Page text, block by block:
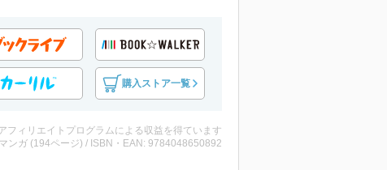
購入ストア一覧
フィリエイトプログラムによる収益を得ています
ンガ (194ページ) / ISBN・EAN: 9784048650892